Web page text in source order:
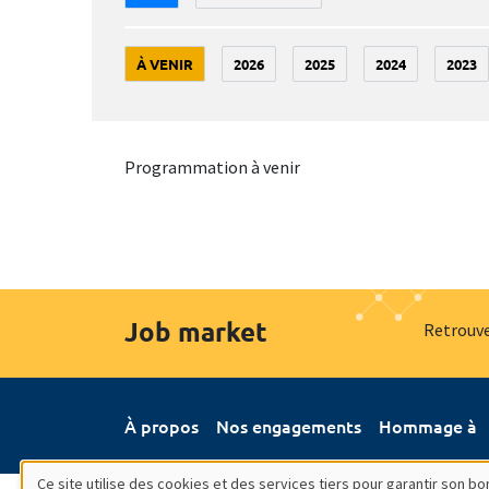
À VENIR 2026 2025 2024 2023
Programmation à venir
Job market
À propos Nos engagements Hommage à
Ce site utilise des cookies et des services tiers pour garantir son